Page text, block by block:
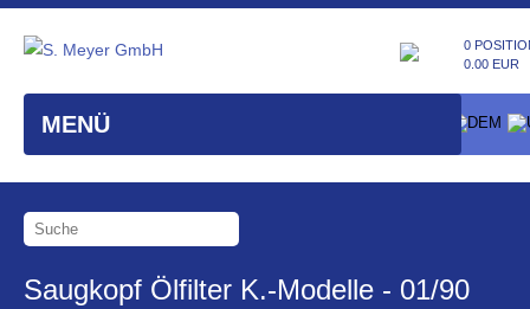
MENÜ
0
0.00 EUR
Saugkopf Ölfilter K.-Modelle - 01/90